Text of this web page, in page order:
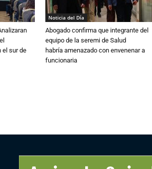
el sur de
Noticia del Día
Abogado confirma que integrante del
equipo de la seremi de Salud
habría amenazado con envenenar a
funcionaria